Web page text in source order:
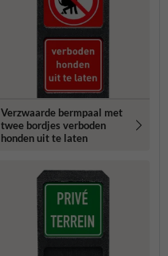
Verzwaarde bermpaal met
twee bordjes verboden
honden uit te laten